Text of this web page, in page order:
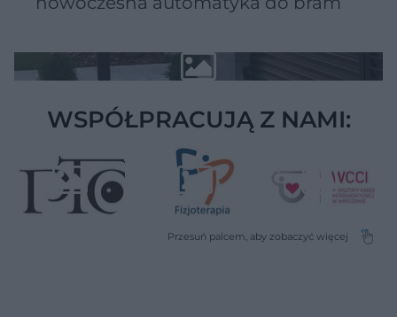
WSPÓŁPRACUJĄ Z NAMI: